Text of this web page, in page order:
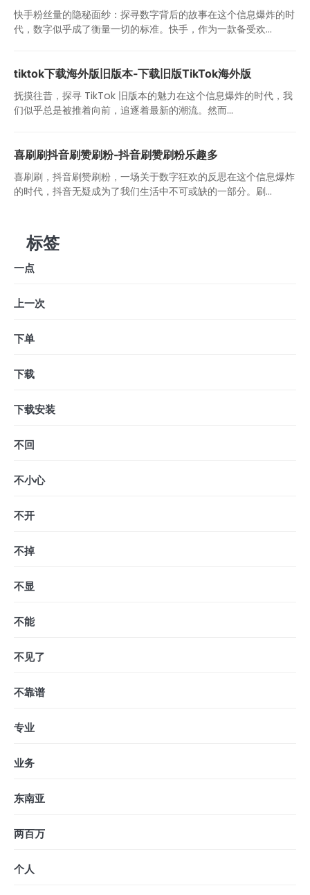
快手粉丝量的隐秘面纱：探寻数字背后的故事在这个信息爆炸的时
代，数字似乎成了衡量一切的标准。快手，作为一款备受欢...
tiktok下载海外版旧版本-下载旧版TikTok海外版
抚摸往昔，探寻 TikTok 旧版本的魅力在这个信息爆炸的时代，我
们似乎总是被推着向前，追逐着最新的潮流。然而...
喜刷刷抖音刷赞刷粉-抖音刷赞刷粉乐趣多
喜刷刷，抖音刷赞刷粉，一场关于数字狂欢的反思在这个信息爆炸
的时代，抖音无疑成为了我们生活中不可或缺的一部分。刷...
标签
一点
上一次
下单
下载
下载安装
不回
不小心
不开
不掉
不显
不能
不见了
不靠谱
专业
业务
东南亚
两百万
个人